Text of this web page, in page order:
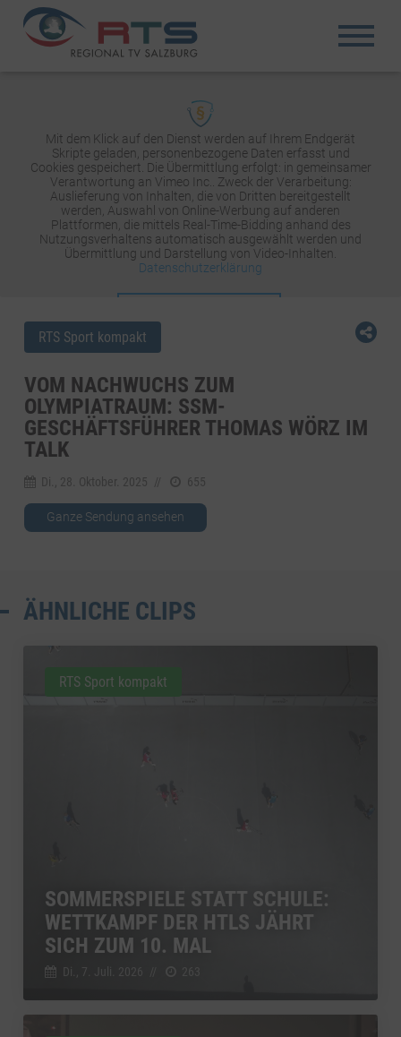
Mit dem Klick auf den Dienst werden auf Ihrem Endgerät
Skripte geladen, personenbezogene Daten erfasst und
Cookies gespeichert. Die Übermittlung erfolgt: in gemeinsamer
Verantwortung an Vimeo Inc.. Zweck der Verarbeitung:
Auslieferung von Inhalten, die von Dritten bereitgestellt
werden, Auswahl von Online-Werbung auf anderen
Plattformen, die mittels Real-Time-Bidding anhand des
Nutzungsverhaltens automatisch ausgewählt werden und
Übermittlung und Darstellung von Video-Inhalten.
Datenschutzerklärung
RTS Sport kompakt
VOM NACHWUCHS ZUM
OLYMPIATRAUM: SSM-
GESCHÄFTSFÜHRER THOMAS WÖRZ IM
TALK
Di., 28. Oktober. 2025 655
Ganze Sendung ansehen
ÄHNLICHE CLIPS
SOMMERSPIELE STATT SCHULE:
WETTKAMPF DER HTLS JÄHRT
SICH ZUM 10. MAL
Di., 7. Juli. 2026
RTS Sport kompakt